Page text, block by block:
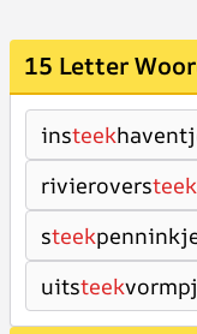
15 Letter
insteek
rivieroversteek
steek
uitsteek